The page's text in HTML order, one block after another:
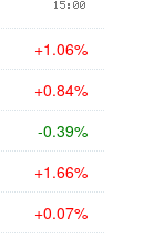
+1.06%
+0.84%
-0.39%
+1.66%
+0.07%